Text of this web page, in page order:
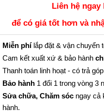
Liên hệ ngay
để có giá tốt hơn và
Miễn phílắp đặt & vận chuyển
Cam kết xuất xứ & bảo hành
Thanh toán linh hoạt - có trả góp
Bảo hành 1 đổi 1 trong vòng 3
Sửa chữa, Chăm sóc ngay cả
hành.